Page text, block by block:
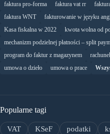
faktura pro-forma
faktura vat rr
faktura WNT
fakturowanie w języku
Kasa fiskalna w 2022
kwota wolna od
mechanizm podzielnej płatności – split
program do faktur z magazynem
umowa o dzieło
umowa o prace
Popularne tagi
VAT KSeF podatki